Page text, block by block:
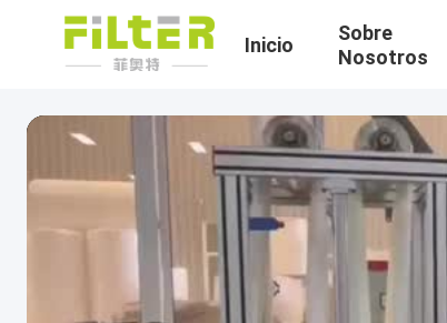
Inicio
Sobre
Nosotros